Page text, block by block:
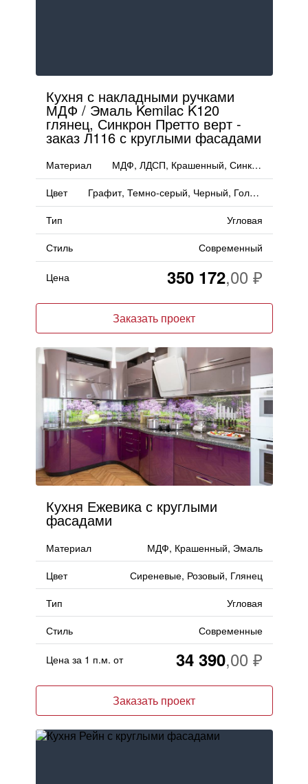
Кухня с накладными ручками
МДФ / Эмаль Kemilac K120
глянец, Синкрон Претто верт -
заказ Л116 с круглыми фасадами
Материал
МДФ, ЛДСП, Крашенный, Синкрон, ДСП, Стекло, Эмаль
Цвет
Графит, Темно-серый, Черный, Голубой, Глянец
Тип
Угловая
Стиль
Современный
Цена 350 172
Заказать проект
Кухня Ежевика с круглыми
фасадами
Материал
МДФ, Крашенный, Эмаль
Цвет
Сиреневые, Розовый, Глянец
Тип
Угловая
Стиль
Современные
Цена за 1 п.м. от 34 390
Заказать проект